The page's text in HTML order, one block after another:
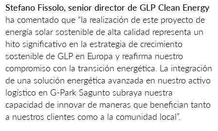
Stefano Fissolo, senior director de GLP Clean Energy
ha comentado que “la realización de este proyecto de
energía solar sostenible de alta calidad representa un
hito significativo en la estrategia de crecimiento
sostenible de GLP en Europa y reafirma nuestro
compromiso con la transición energética. La integración
de una solución energética avanzada en nuestro activo
logístico en G-Park Sagunto subraya nuestra
capacidad de innovar de maneras que benefician tanto
a nuestros clientes como a la comunidad local”.